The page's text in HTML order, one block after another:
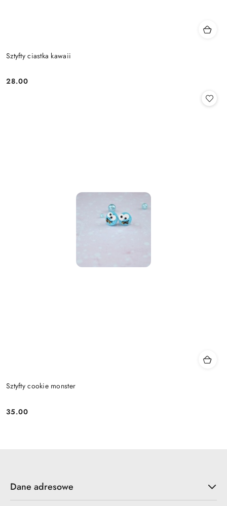
Sztyfty ciastka kawaii
Cena:
28.00
Sztyfty cookie monster
Cena:
35.00
Dane adresowe